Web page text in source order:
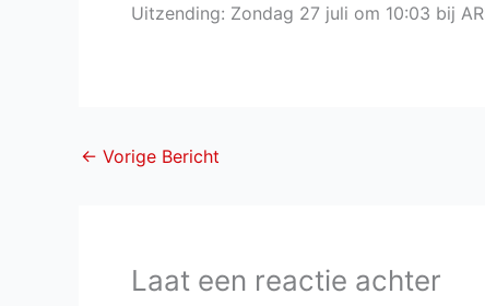
Uitzending: Zondag 27 juli om 10:03 bij
← Vorige Bericht
Laat een reactie achter